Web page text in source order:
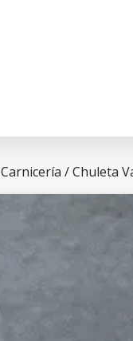
Carnicería / Chuleta